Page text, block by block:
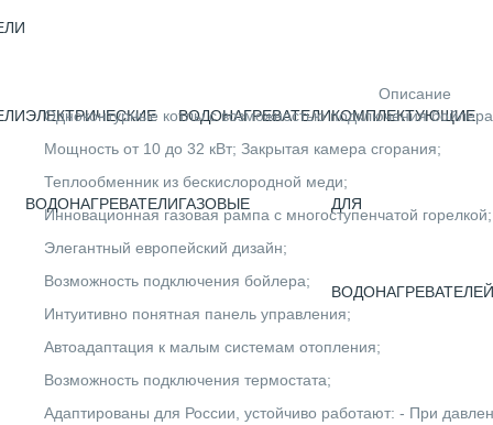
ЭЛЕКТРИЧЕСКИЕ
ВОДОНАГРЕВАТЕЛИ
ВОДОНАГРЕВАТЕЛИ
ГАЗОВЫЕ
КОМПЛЕКТУЮЩИЕ
ДЛЯ
ВОДОНАГРЕВАТЕЛЕЙ
Описание
Одноконтурные котлы с возможностью подключения
Мощность от 10 до 32 кВт; Закрытая камера сгорания;
Теплообменник из бескислородной меди;
Инновационная газовая рампа с многоступенчатой горелкой;
Элегантный европейский дизайн;
Возможность подключения бойлера;
Интуитивно понятная панель управления;
Автоадаптация к малым системам отопления;
Возможность подключения термостата;
Адаптированы для России, устойчиво работают: - При